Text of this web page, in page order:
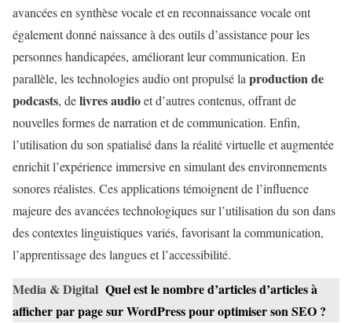
avancées en synthèse vocale et en reconnaissance vocale ont
également donné naissance à des outils d’assistance pour les
personnes handicapées, améliorant leur communication. En
parallèle, les technologies audio ont propulsé la production de
podcasts, delivres audioet d’autres contenus, offrant de
nouvelles formes de narration et de communication. Enfin,
l’utilisation du son spatialisé dans la réalité virtuelle et augmentée
enrichit l’expérience immersive en simulant des environnements
sonores réalistes. Ces applications témoignent de l’influence
majeure des avancées technologiques sur l’utilisation du son dans
des contextes linguistiques variés, favorisant la communication,
l’apprentissage des langues et l’accessibilité.
Media & Digital Quel est le nombre d’articles d’articles à
afficher par page sur WordPress pour optimiser son SEO ?